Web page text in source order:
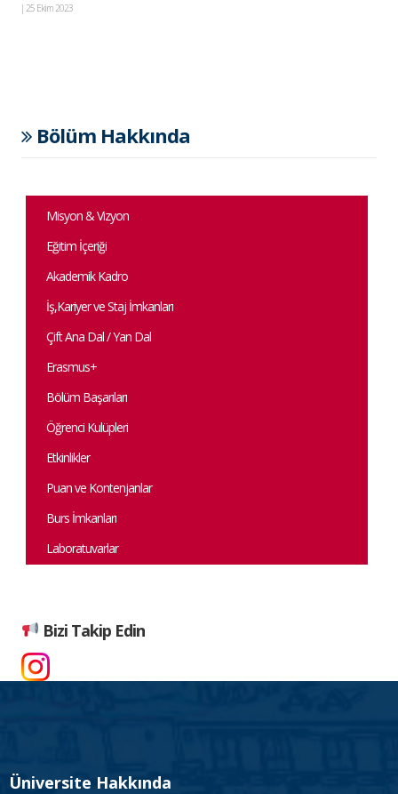
| 25 Ekim 2023
Bölüm Hakkında
Misyon & Vizyon
Eğitim İçeriği
Akademik Kadro
İş,Kariyer ve Staj İmkanları
Çift Ana Dal / Yan Dal
Erasmus+
Bölüm Başarıları
Öğrenci Kulüpleri
Etkinlikler
Puan ve Kontenjanlar
Burs İmkanları
Laboratuvarlar
Bizi Takip Edin
Üniversite Hakkında